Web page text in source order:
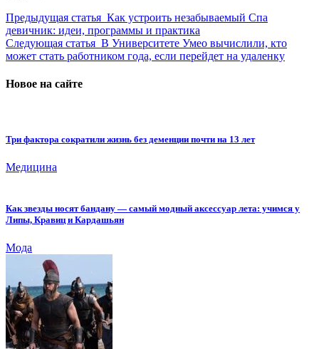
Предыдущая статья Как устроить незабываемый Спа
девичник: идеи, программы и практика
Следующая статья В Университете Умео вычислили, кто
может стать работником года, если перейдет на удаленку
Новое на сайте
Три фактора сократили жизнь без деменции почти на 13 лет
Медицина
Как звезды носят бандану — самый модный аксессуар лета: учимся у
Липы, Кравиц и Кардашьян
Мода